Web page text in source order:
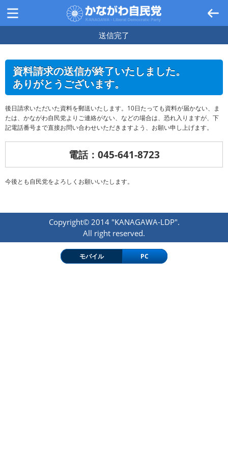
送信完了
資料請求の送信が終了いたしました。
ありがとうございます。
後日請求いただいた資料を郵送いたします。10日たっても資料が届かない、ま
たは、かながわ自民党よりご連絡がない、などの場合は、恐れ入りますが、下
記電話番号まで直接お問い合わせいただきますよう、お願い申し上げます。
電話：045-641-8723
今後とも自民党をよろしくお願いいたします。
Copyright© 2014 "KANAGAWA-LDP".
All right reserved.
モバイル PC